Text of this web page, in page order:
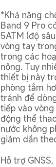
*Khả năng
Band 9 Pro
5ATM (độ
vòng tay
trong các
nông. Tuy
thiết bị này
phòng tắm
tránh để
tiếp vào
động thể
nước không
giảm dần
Hỗ trợ